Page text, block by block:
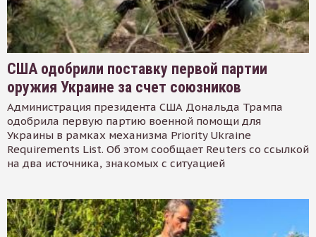
США одобрили поставку первой партии
оружия Украине за счет союзников
Администрация президента США Дональда Трампа
одобрила первую партию военной помощи для
Украины в рамках механизма Priority Ukraine
Requirements List. Об этом сообщает Reuters со ссылкой
на два источника, знакомых с ситуацией